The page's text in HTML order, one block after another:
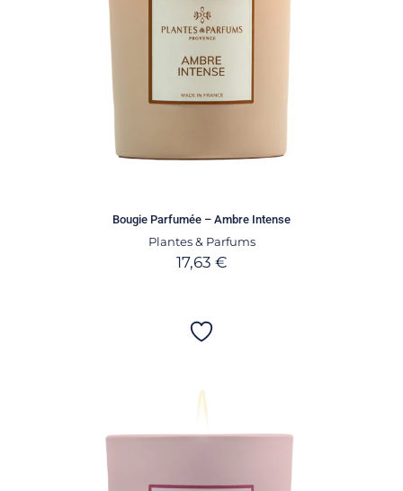
Bougie Parfumée – Ambre Intense
Plantes & Parfums
17,63 €